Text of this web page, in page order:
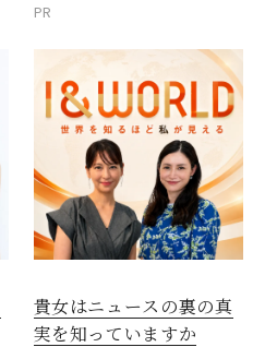
PR
貴女はニュースの裏の真
実を知っていますか